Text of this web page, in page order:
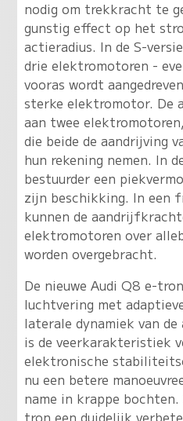
nodig om trekkracht te
gunstig effect op het
actieradius. In de S-
drie elektromotoren -
vooras wordt
sterke elektromotor. De
aan twee
die beide de aandrijving
hun rekening nemen. In
bestuurder een
zijn beschikking. In een
kunnen de
elektromotoren over
worden overgebracht.
De nieuwe Audi Q8 e-
luchtvering met
laterale dynamiek van
is de veerkarakteristiek
elektronische
nu een betere
name in krappe
tron een duidelijk